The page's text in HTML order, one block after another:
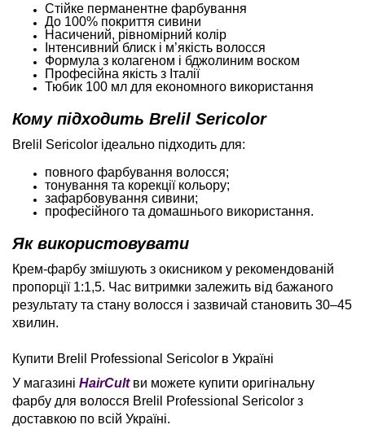
Стійке перманентне фарбування
До 100% покриття сивини
Насичений, рівномірний колір
Інтенсивний блиск і м’якість волосся
Формула з колагеном і бджолиним воском
Професійна якість з Італії
Тюбик 100 мл для економного використання
Кому підходить Brelil Sericolor
Brelil Sericolor ідеально підходить для:
повного фарбування волосся;
тонування та корекції кольору;
зафарбовування сивини;
професійного та домашнього використання.
Як використовувати
Крем-фарбу змішують з окисником у рекомендованій
пропорції 1:1,5. Час витримки залежить від бажаного
результату та стану волосся і зазвичай становить 30–45
хвилин.
Купити Brelil Professional Sericolor в Україні
У магазині HairCult ви можете купити оригінальну
фарбу для волосся Brelil Professional Sericolor з
доставкою по всій Україні.